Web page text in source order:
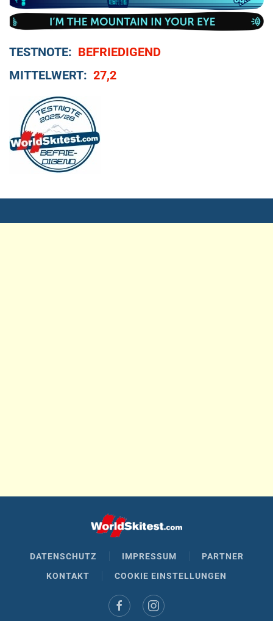
TESTNOTE: BEFRIEDIGEND
MITTELWERT: 27,2
DATENSCHUTZ IMPRESSUM
PARTNER
KONTAKT
COOKIE EINSTELLUNGEN